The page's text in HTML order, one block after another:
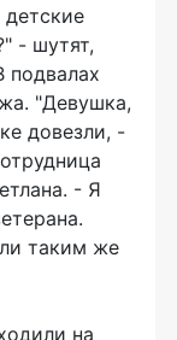
детские
- шутят,
подвалах
"Девушка,
довезли, -
- Я
таким же
на